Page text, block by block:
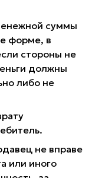
суммы
форме, в
стороны не
должны
либо не
не вправе
или иного